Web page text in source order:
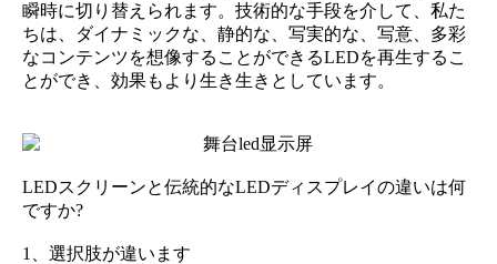
瞬時に切り替えられます。技術的な手段を介して、私た
ちは、ダイナミックな、静的な、写実的な、写意、多彩
なコンテンツを想像することができるLEDを再生するこ
とができ、効果もより生き生きとしています。
LEDスクリーンと伝統的なLEDディスプレイの違いは何
ですか?
1、選択肢が違います